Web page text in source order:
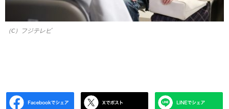
（C）フジテレビ